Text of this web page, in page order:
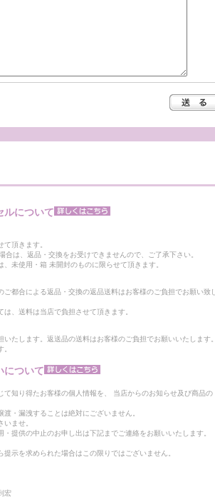
ルについて
頂きます。
合は、返品・交換をお受けできませんので、ご了承下さい。
未使用・箱 未開封のものに限らせて頂きます。
ご都合による返品・交換の返品送料はお客様のご負担でお願い致し
、送料は当店で負担させて頂きます。
たします。返送品の送料はお客様のご負担でお願いいたします。
について
て知り得たお客様の個人情報を、 当店からのお知らせ及び商品の
・漏洩することは絶対にございません。
ませ。
・提供の中止のお申し出は下記までご連絡をお願いいたします。
示を求められた場合はこの限りではございません。
宏